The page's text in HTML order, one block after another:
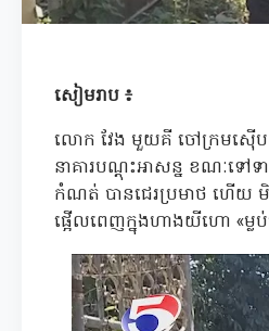
សៀមរាប ៖
លោក វែង មួយគី ចៅក្រមស៊ើប
នាគារបណ្តុះអាសន្ន ខណៈ
កំណត់ បានជេរប្រមាថ ហើយ មិ
ផ្អើលពេញក្នុងហាងយីហោ «ម្ល